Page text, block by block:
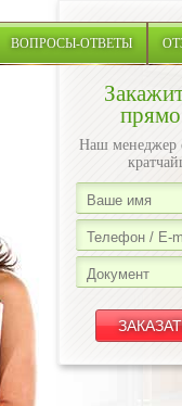
ВОПРОСЫ-ОТВЕТЫ
прямо
Наш менеджер